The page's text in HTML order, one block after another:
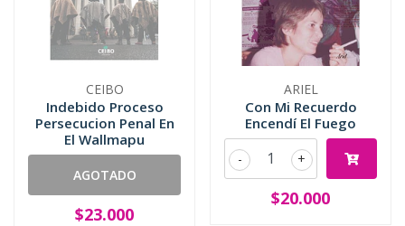
CEIBO
Indebido Proceso
Persecucion Penal En
El Wallmapu
AGOTADO
$23.000
ARIEL
Con Mi Recuerdo
Encendí El Fuego
+
-
$20.000